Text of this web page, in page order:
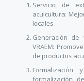
Servicio de
acuicultura:
locales.
Generación
VRAEM:
de productos
formalización